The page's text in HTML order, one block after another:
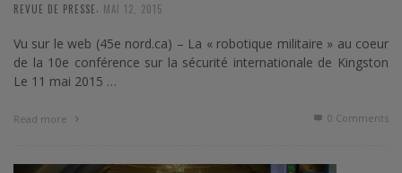
REVUE DE PRESSE MAI 12, 2015
Vu sur le web (45e nord.ca) – La « robotique militaire » au coeur
de la 10e conférence sur la sécurité internationale de Kingston
Le 11 mai 2015 …
Read more 0 Comments